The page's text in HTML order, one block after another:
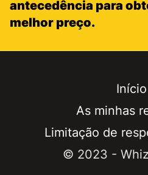
antecedência para
melhor preço.
Início
As minhas
Limitação de
© 2023 -